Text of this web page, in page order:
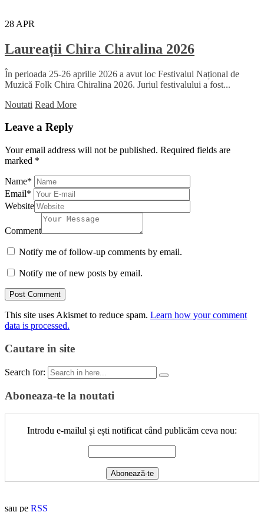
28 APR
Laureații Chira Chiralina 2026
În perioada 25-26 aprilie 2026 a avut loc Festivalul Național de
Muzică Folk Chira Chiralina 2026. Juriul festivalului a fost...
Noutati Read More
Leave a Reply
Your email address will not be published. Required fields are
marked *
Name*
Email*
Website
Comment
Notify me of follow-up comments by email.
Notify me of new posts by email.
This site uses Akismet to reduce spam. Learn how your comment
data is processed.
Cautare in site
Search for:
Aboneaza-te la noutati
Introdu e-mailul și ești notificat când publicăm ceva nou:
sau pe RSS